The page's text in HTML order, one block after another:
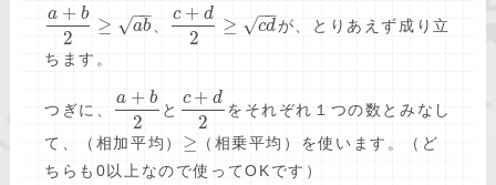
a + b
2
≥ ab
−−
√ 、
c + d
2
≥ cd
−−
√
が、とりあえず成り立
ちます。
つぎに、
a + b
2
と
c + d
2
をそれぞれ１つの数とみなし
て、（相加平均） ≥ （相乗平均）を使います。（ど
ちらも0以上なので使ってOKです）